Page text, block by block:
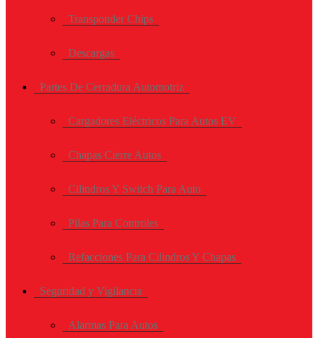
Transponder Chips
Descargas
Partes De Cerradura Automotriz
Cargadores Eléctricos Para Autos EV
Chapas Cierre Autos
Cilindros Y Switch Para Auto
Pilas Para Controles
Refacciones Para Cilindros Y Chapas
Seguridad y Vigilancia
Alarmas Para Autos